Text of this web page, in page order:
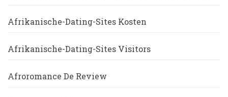
Afrikanische-Dating-Sites Kosten
Afrikanische-Dating-Sites Visitors
Afroromance De Review